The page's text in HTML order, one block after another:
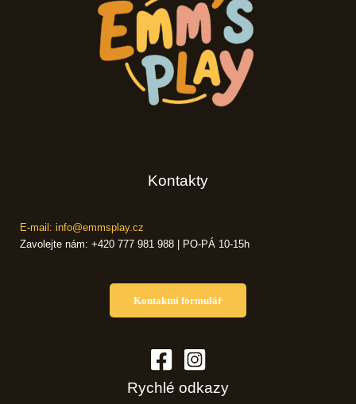
Kontakty
E-mail: info@emmsplay.cz
Zavolejte nám: +420 777 981 988 | PO-PÁ 10-15h
Kontaktní formulář
Rychlé odkazy